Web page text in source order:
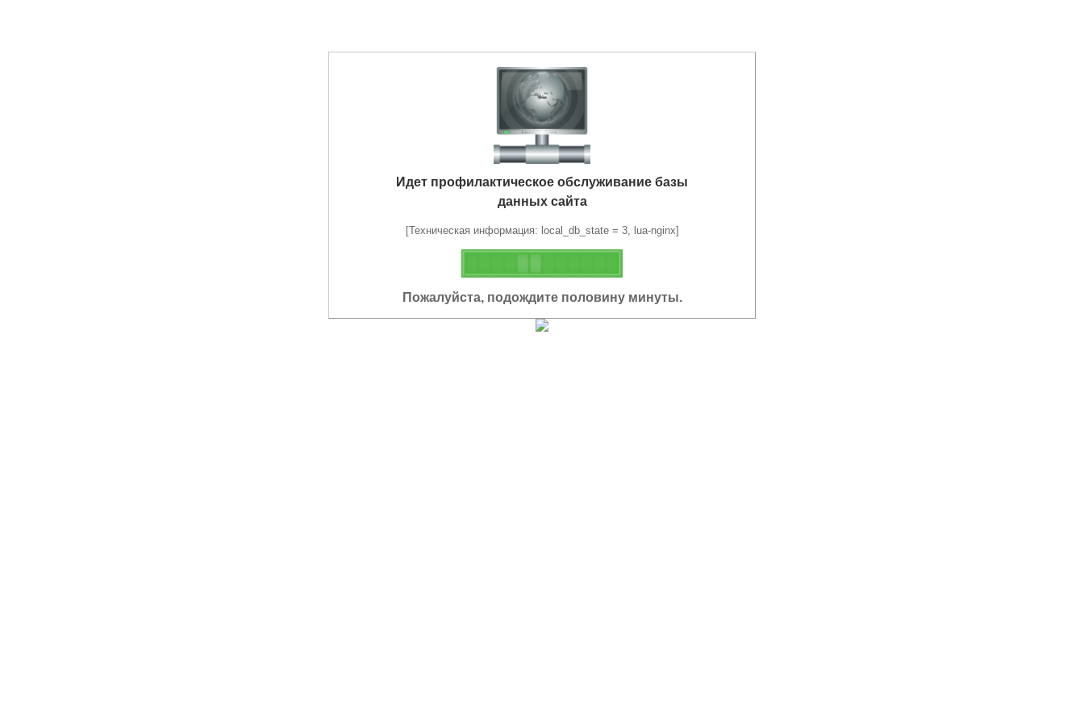
Идет профилактическое обслуживание базы
данных сайта
[Техническая информация: local_db_state = 3, lua-nginx]
Пожалуйста, подождите половину минуты.